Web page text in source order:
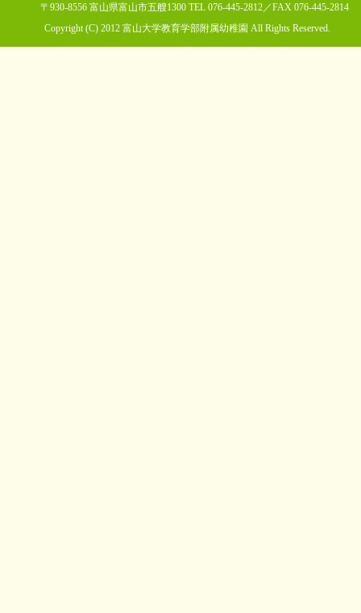
〒930-8556 富山県富山市五艘1300 TEL 076-445-2812／FAX 076-445-2814
Copyright (C) 2012 富山大学教育学部附属幼稚園 All Rights Reserved.